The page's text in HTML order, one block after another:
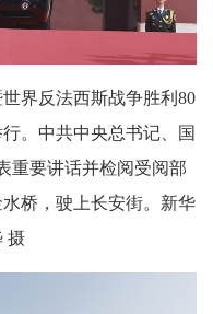
界反法西斯战争胜利80
。中共中央总书记、国
重要讲话并检阅受阅部
桥，驶上长安街。新华
摄